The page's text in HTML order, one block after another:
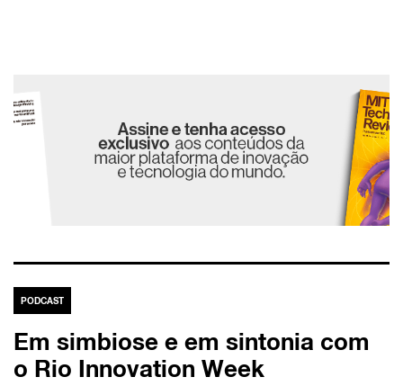
PODCAST
Em simbiose e em sintonia com
o Rio Innovation Week